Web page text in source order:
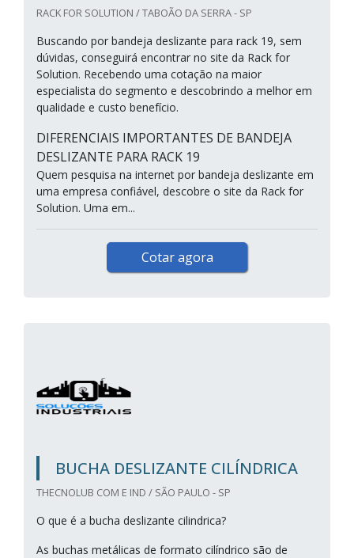
RACK FOR SOLUTION / TABOÃO DA SERRA - SP
Buscando por bandeja deslizante para rack 19, sem
dúvidas, conseguirá encontrar no site da Rack for
Solution. Recebendo uma cotação na maior
especialista do segmento e descobrindo a melhor em
qualidade e custo benefício.
DIFERENCIAIS IMPORTANTES DE BANDEJA
DESLIZANTE PARA RACK 19
Quem pesquisa na internet por bandeja deslizante em
uma empresa confiável, descobre o site da Rack for
Solution. Uma em...
Cotar agora
BUCHA DESLIZANTE CILÍNDRICA
THECNOLUB COM E IND / SÃO PAULO - SP
O que é a bucha deslizante cilindrica?
As buchas metálicas de formato cilíndrico são de